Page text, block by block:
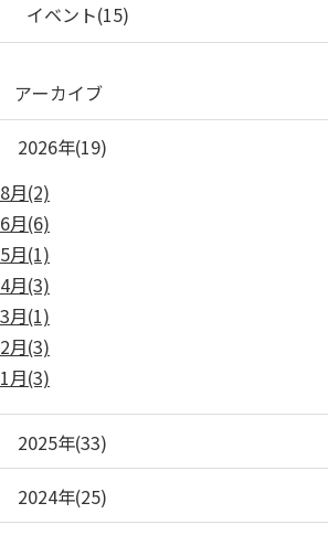
イベント(15)
アーカイブ
2026年(19)
8月(2)
6月(6)
5月(1)
4月(3)
3月(1)
2月(3)
1月(3)
2025年(33)
2024年(25)